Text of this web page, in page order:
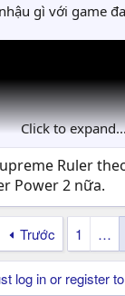
gì với game
Click to
Ruler
Power 2 nữa.
Trước 1 …
log in or register